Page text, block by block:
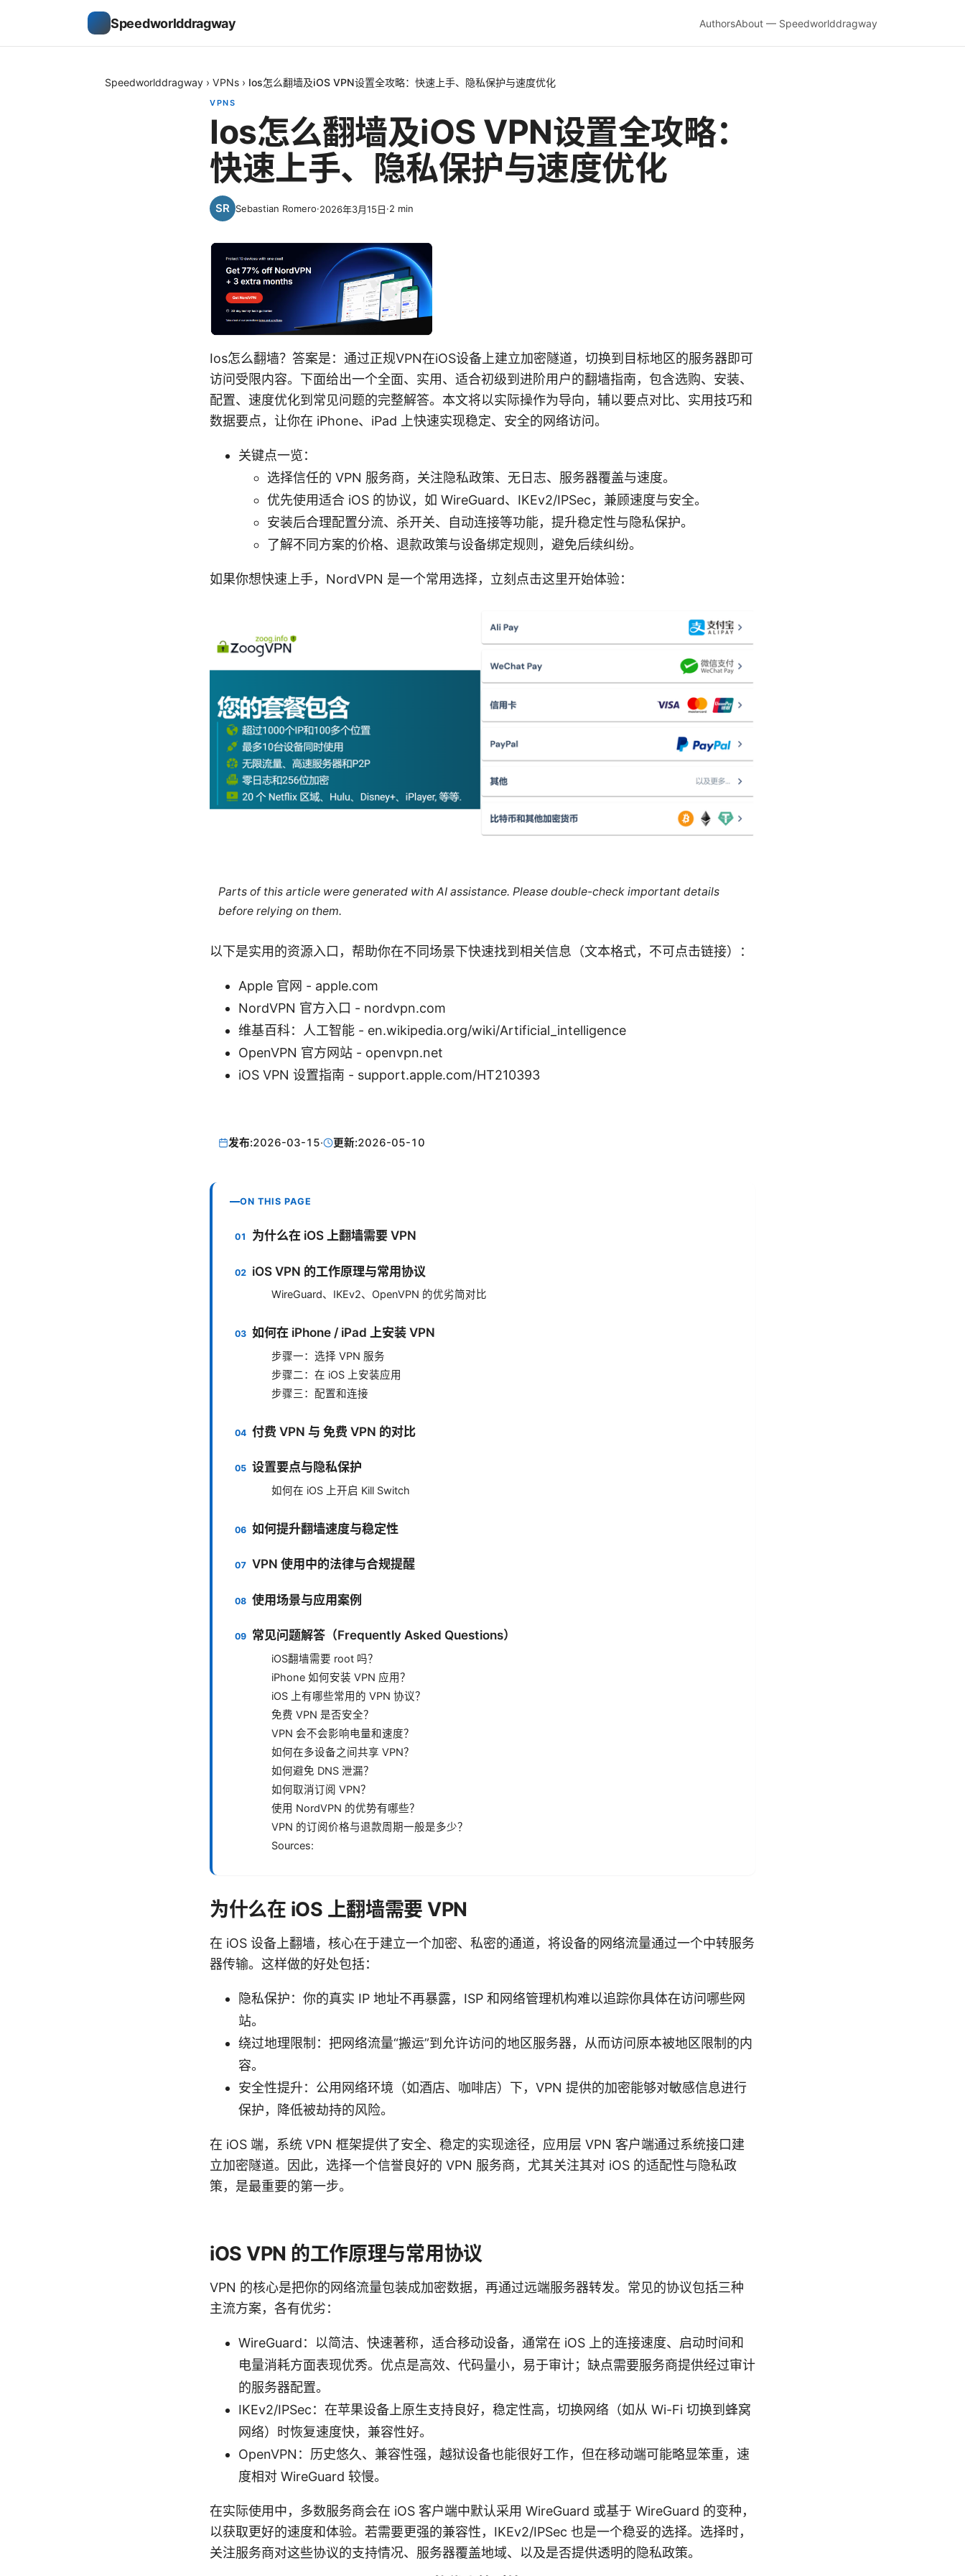
Speedworlddragway AuthorsAbout — Speedworlddragway
Speedworlddragway › VPNs › Ios怎么翻墙及iOS VPN设置全攻略：快速上手、隐私保护与速度优化
VPNS
Ios怎么翻墙及iOS VPN设置全攻略：
快速上手、隐私保护与速度优化
Sebastian Romero·2026年3月15日·2 min
Ios怎么翻墙？答案是：通过正规VPN在iOS设备上建立加密隧道，切换到目标地区的服务器即可
访问受限内容。下面给出一个全面、实用、适合初级到进阶用户的翻墙指南，包含选购、安装、
配置、速度优化到常见问题的完整解答。本文将以实际操作为导向，辅以要点对比、实用技巧和
数据要点，让你在 iPhone、iPad 上快速实现稳定、安全的网络访问。
关键点一览：
选择信任的 VPN 服务商，关注隐私政策、无日志、服务器覆盖与速度。
优先使用适合 iOS 的协议，如 WireGuard、IKEv2/IPSec，兼顾速度与安全。
安装后合理配置分流、杀开关、自动连接等功能，提升稳定性与隐私保护。
了解不同方案的价格、退款政策与设备绑定规则，避免后续纠纷。
如果你想快速上手，NordVPN 是一个常用选择，立刻点击这里开始体验：
Parts of this article were generated with AI assistance. Please double-check important details
before relying on them.
以下是实用的资源入口，帮助你在不同场景下快速找到相关信息（文本格式，不可点击链接）：
Apple 官网 - apple.com
NordVPN 官方入口 - nordvpn.com
维基百科：人工智能 - en.wikipedia.org/wiki/Artificial_intelligence
OpenVPN 官方网站 - openvpn.net
iOS VPN 设置指南 - support.apple.com/HT210393
发布:2026-03-15· 更新:2026-05-10
ON THIS PAGE
为什么在 iOS 上翻墙需要 VPN
iOS VPN 的工作原理与常用协议
WireGuard、IKEv2、OpenVPN 的优劣简对比
如何在 iPhone / iPad 上安装 VPN
步骤一：选择 VPN 服务
步骤二：在 iOS 上安装应用
步骤三：配置和连接
付费 VPN 与 免费 VPN 的对比
设置要点与隐私保护
如何在 iOS 上开启 Kill Switch
如何提升翻墙速度与稳定性
VPN 使用中的法律与合规提醒
使用场景与应用案例
常见问题解答（Frequently Asked Questions）
iOS翻墙需要 root 吗？
iPhone 如何安装 VPN 应用？
iOS 上有哪些常用的 VPN 协议？
免费 VPN 是否安全？
VPN 会不会影响电量和速度？
如何在多设备之间共享 VPN？
如何避免 DNS 泄漏？
如何取消订阅 VPN？
使用 NordVPN 的优势有哪些？
VPN 的订阅价格与退款周期一般是多少？
Sources:
为什么在 iOS 上翻墙需要 VPN
在 iOS 设备上翻墙，核心在于建立一个加密、私密的通道，将设备的网络流量通过一个中转服务
器传输。这样做的好处包括：
隐私保护：你的真实 IP 地址不再暴露，ISP 和网络管理机构难以追踪你具体在访问哪些网
站。
绕过地理限制：把网络流量“搬运”到允许访问的地区服务器，从而访问原本被地区限制的内
容。
安全性提升：公用网络环境（如酒店、咖啡店）下，VPN 提供的加密能够对敏感信息进行
保护，降低被劫持的风险。
在 iOS 端，系统 VPN 框架提供了安全、稳定的实现途径，应用层 VPN 客户端通过系统接口建
立加密隧道。因此，选择一个信誉良好的 VPN 服务商，尤其关注其对 iOS 的适配性与隐私政
策，是最重要的第一步。
iOS VPN 的工作原理与常用协议
VPN 的核心是把你的网络流量包装成加密数据，再通过远端服务器转发。常见的协议包括三种
主流方案，各有优劣：
WireGuard：以简洁、快速著称，适合移动设备，通常在 iOS 上的连接速度、启动时间和
电量消耗方面表现优秀。优点是高效、代码量小，易于审计；缺点需要服务商提供经过审计
的服务器配置。
IKEv2/IPSec：在苹果设备上原生支持良好，稳定性高，切换网络（如从 Wi-Fi 切换到蜂窝
网络）时恢复速度快，兼容性好。
OpenVPN：历史悠久、兼容性强，越狱设备也能很好工作，但在移动端可能略显笨重，速
度相对 WireGuard 较慢。
在实际使用中，多数服务商会在 iOS 客户端中默认采用 WireGuard 或基于 WireGuard 的变种，
以获取更好的速度和体验。若需要更强的兼容性，IKEv2/IPSec 也是一个稳妥的选择。选择时，
关注服务商对这些协议的支持情况、服务器覆盖地域、以及是否提供透明的隐私政策。